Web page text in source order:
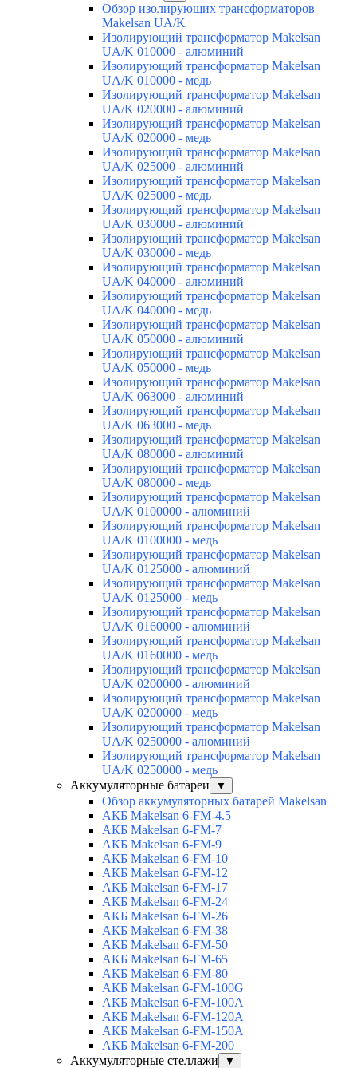
Обзор изолирующих трансформаторов
Makelsan UA/K
Изолирующий трансформатор Makelsan
UA/K 010000 - алюминий
Изолирующий трансформатор Makelsan
UA/K 010000 - медь
Изолирующий трансформатор Makelsan
UA/K 020000 - алюминий
Изолирующий трансформатор Makelsan
UA/K 020000 - медь
Изолирующий трансформатор Makelsan
UA/K 025000 - алюминий
Изолирующий трансформатор Makelsan
UA/K 025000 - медь
Изолирующий трансформатор Makelsan
UA/K 030000 - алюминий
Изолирующий трансформатор Makelsan
UA/K 030000 - медь
Изолирующий трансформатор Makelsan
UA/K 040000 - алюминий
Изолирующий трансформатор Makelsan
UA/K 040000 - медь
Изолирующий трансформатор Makelsan
UA/K 050000 - алюминий
Изолирующий трансформатор Makelsan
UA/K 050000 - медь
Изолирующий трансформатор Makelsan
UA/K 063000 - алюминий
Изолирующий трансформатор Makelsan
UA/K 063000 - медь
Изолирующий трансформатор Makelsan
UA/K 080000 - алюминий
Изолирующий трансформатор Makelsan
UA/K 080000 - медь
Изолирующий трансформатор Makelsan
UA/K 0100000 - алюминий
Изолирующий трансформатор Makelsan
UA/K 0100000 - медь
Изолирующий трансформатор Makelsan
UA/K 0125000 - алюминий
Изолирующий трансформатор Makelsan
UA/K 0125000 - медь
Изолирующий трансформатор Makelsan
UA/K 0160000 - алюминий
Изолирующий трансформатор Makelsan
UA/K 0160000 - медь
Изолирующий трансформатор Makelsan
UA/K 0200000 - алюминий
Изолирующий трансформатор Makelsan
UA/K 0200000 - медь
Изолирующий трансформатор Makelsan
UA/K 0250000 - алюминий
Изолирующий трансформатор Makelsan
UA/K 0250000 - медь
Аккумуляторные батареи
▼
Обзор аккумуляторных батарей Makelsan
АКБ Makelsan 6-FM-4.5
АКБ Makelsan 6-FM-7
АКБ Makelsan 6-FM-9
АКБ Makelsan 6-FM-10
АКБ Makelsan 6-FM-12
АКБ Makelsan 6-FM-17
АКБ Makelsan 6-FM-24
АКБ Makelsan 6-FM-26
АКБ Makelsan 6-FM-38
АКБ Makelsan 6-FM-50
АКБ Makelsan 6-FM-65
АКБ Makelsan 6-FM-80
АКБ Makelsan 6-FM-100G
АКБ Makelsan 6-FM-100A
АКБ Makelsan 6-FM-120A
АКБ Makelsan 6-FM-150A
АКБ Makelsan 6-FM-200
Аккумуляторные стеллажи
▼